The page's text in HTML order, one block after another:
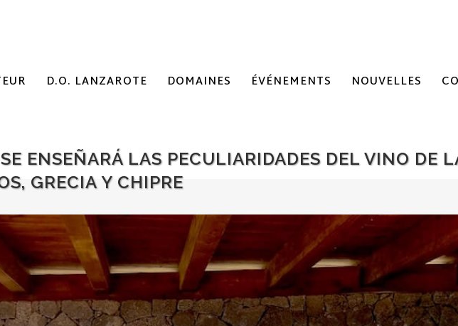
D.O. LANZAROTE DOMAINES ÉVÉNEMENTS NOUVELLES
ENSEÑARÁ LAS PECULIARIDADES DEL VINO DE
GRECIA Y CHIPRE